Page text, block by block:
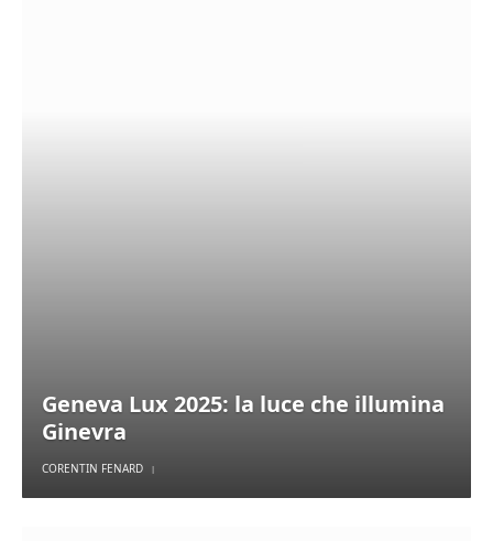
Geneva Lux 2025: la luce che illumina
Ginevra
CORENTIN FENARD